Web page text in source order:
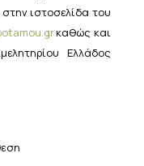
στην ιστοσελίδα του
.grκαθώς και
Ελλάδος